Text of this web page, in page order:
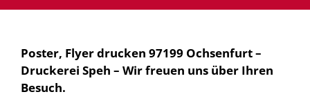
Poster, Flyer drucken 97199 Ochsenfurt –
Druckerei Speh – Wir freuen uns über Ihren
Besuch.